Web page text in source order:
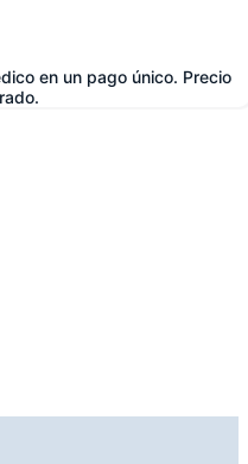
en un pago único. Precio